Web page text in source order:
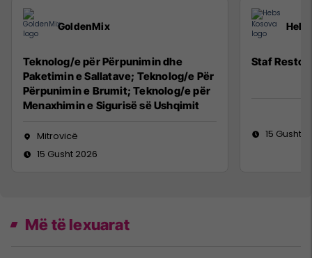
GoldenMix
Teknolog/e për Përpunimin dhe
Paketimin e Sallatave; Teknolog/e Për
Përpunimin e Brumit; Teknolog/e për
Menaxhimin e Sigurisë së Ushqimit
Mitrovicë
15 Gusht 2026
Staf
15 Gusht
Më të lexuarat